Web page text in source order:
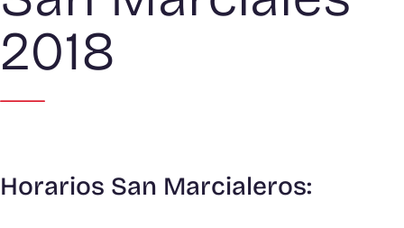
2018
Horarios San Marcialeros: